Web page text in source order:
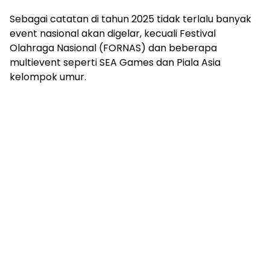
Sebagai catatan di tahun 2025 tidak terlalu banyak
event nasional akan digelar, kecuali Festival
Olahraga Nasional (FORNAS) dan beberapa
multievent seperti SEA Games dan Piala Asia
kelompok umur.